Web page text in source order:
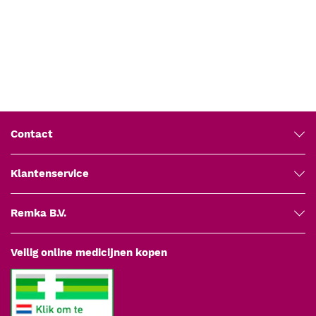
Contact
Klantenservice
Remka B.V.
Veilig online medicijnen kopen